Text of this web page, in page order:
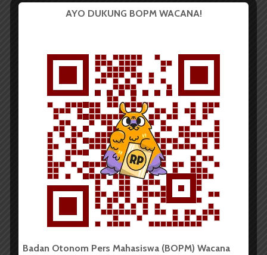
Pemutar
Video
CERPEN
Doa
Redaksi 15 Juli 2013
137 dilihat
5 menit waktu baca
AYO DUKUNG BOPM WACANA!
Badan Otonom Pers Mahasiswa (BOPM) Wacana